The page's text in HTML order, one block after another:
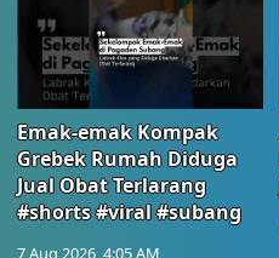
Emak-emak Kompak
Grebek Rumah Diduga
Jual Obat Terlarang
#shorts #viral #subang
7 Aug 2026, 4:05 AM